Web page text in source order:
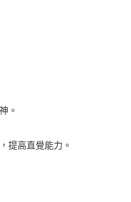
。
提高直覺能力。